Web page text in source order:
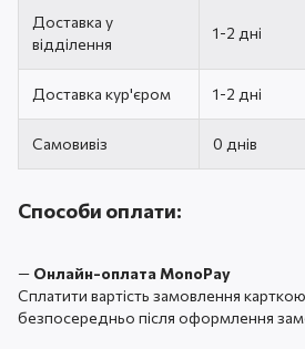
Доставка у
відділення
1-2 дні
Доставка кур'єром 1-2 дні
Самовивіз 0 днів
Способи оплати:
— Онлайн-оплата MonoPay
Сплатити вартість замовлення
безпосередньо після оформлення